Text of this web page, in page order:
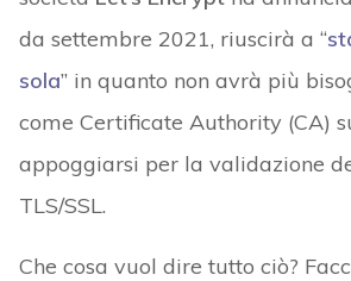
da settembre 2021, riuscirà a “
sola” in quanto non avrà più
come Certificate Authority (CA)
appoggiarsi per la validazione
TLS/SSL.
Che cosa vuol dire tutto ciò?